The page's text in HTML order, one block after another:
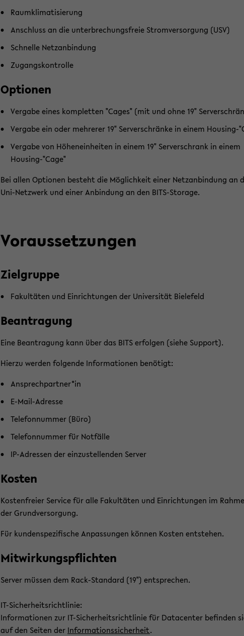
Raum­kli­ma­ti­sie­rung
An­schluss an die un­ter­bre­chungs­freie Strom­ver­sor­gung (USV)
Schnel­le Netz­an­bin­dung
Zu­gangs­kon­trol­le
Op­tio­nen
Ver­ga­be eines kom­plet­ten "Cages" (mit und ohne 19"
Ver­ga­be ein oder meh­re­rer 19" Ser­ver­schrän­ke in einem Housing-​
Ver­ga­be von Hö­hen­ein­hei­ten in einem 19" Ser­ver­schrank in einem
Housing-​"Cage"
Bei allen Op­tio­nen be­steht die Mög­lich­keit einer Netz­an­bin­dung an
Uni-​Netzwerk und einer An­bin­dung an den BITS-​Storage.
Vor­aus­set­zun­gen
Ziel­grup­pe
Fa­kul­tä­ten und Ein­rich­tun­gen der Uni­ver­si­tät Bie­le­feld
Be­an­tra­gung
Eine Be­an­tra­gung kann über das BITS er­fol­gen (siehe Sup­port).
Hier­zu wer­den fol­gen­de In­for­ma­tio­nen be­nö­tigt:
An­sprech­part­ner*in
E-​Mail-Adresse
Te­le­fon­num­mer (Büro)
Te­le­fon­num­mer für Not­fäl­le
IP-​Adressen der ein­zu­stel­len­den Ser­ver
Kos­ten
Kos­ten­frei­er Ser­vice für alle Fa­kul­tä­ten und Ein­rich­tun­gen im
der Grund­ver­sor­gung.
Für kun­den­spe­zi­fi­sche An­pas­sun­gen kön­nen Kos­ten ent­ste­hen.
Mit­wir­kungs­pflich­ten
Ser­ver müs­sen dem Rack-​Standard (19") ent­spre­chen.
IT-​Sicherheitsrichtlinie:
In­for­ma­tio­nen zur IT-​Sicherheitsrichtlinie für Dat­a­cen­ter be­fin­den
auf den Sei­ten der In­for­ma­ti­ons­si­cher­heit.